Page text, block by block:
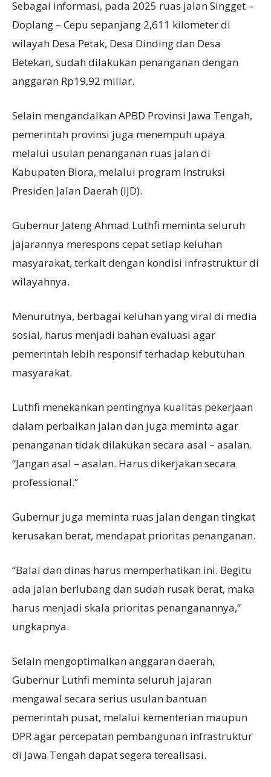
Sebagai informasi, pada 2025 ruas jalan Singget –
Doplang – Cepu sepanjang 2,611 kilometer di
wilayah Desa Petak, Desa Dinding dan Desa
Betekan, sudah dilakukan penanganan dengan
anggaran Rp19,92 miliar.
Selain mengandalkan APBD Provinsi Jawa Tengah,
pemerintah provinsi juga menempuh upaya
melalui usulan penanganan ruas jalan di
Kabupaten Blora, melalui program Instruksi
Presiden Jalan Daerah (IJD).
Gubernur Jateng Ahmad Luthfi meminta seluruh
jajarannya merespons cepat setiap keluhan
masyarakat, terkait dengan kondisi infrastruktur di
wilayahnya.
Menurutnya, berbagai keluhan yang viral di media
sosial, harus menjadi bahan evaluasi agar
pemerintah lebih responsif terhadap kebutuhan
masyarakat.
Luthfi menekankan pentingnya kualitas pekerjaan
dalam perbaikan jalan dan juga meminta agar
penanganan tidak dilakukan secara asal – asalan.
“Jangan asal – asalan. Harus dikerjakan secara
professional.”
Gubernur juga meminta ruas jalan dengan tingkat
kerusakan berat, mendapat prioritas penanganan.
“Balai dan dinas harus memperhatikan ini. Begitu
ada jalan berlubang dan sudah rusak berat, maka
harus menjadi skala prioritas penanganannya,”
ungkapnya.
Selain mengoptimalkan anggaran daerah,
Gubernur Luthfi meminta seluruh jajaran
mengawal secara serius usulan bantuan
pemerintah pusat, melalui kementerian maupun
DPR agar percepatan pembangunan infrastruktur
di Jawa Tengah dapat segera terealisasi.